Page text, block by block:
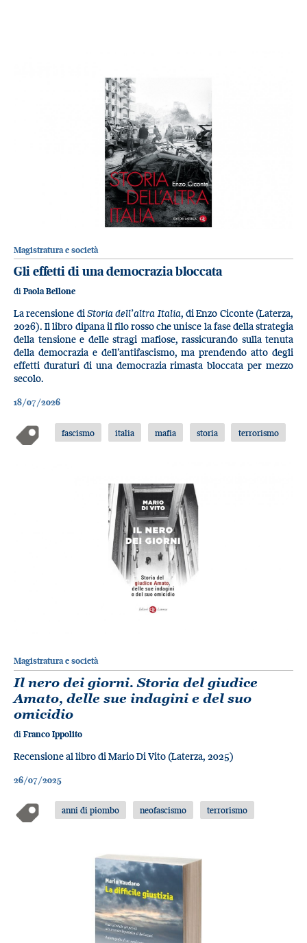
Magistratura e società
Gli effetti di una democrazia bloccata
di Paola Bellone
La recensione diStoria dell’altra Italia, di Enzo Ciconte (Laterza,
2026). Il libro dipana il filo rosso che unisce la fase della strategia
della tensione e delle stragi mafiose, rassicurando sulla tenuta
della democrazia e dell’antifascismo, ma prendendo atto degli
effetti duraturi di una democrazia rimasta bloccata per mezzo
secolo.
18/07/2026
fascismo italia mafia storia terrorismo
Magistratura e società
Il nero dei giorni. Storia del giudice
Amato, delle sue indagini e del suo
omicidio
di Franco Ippolito
Recensione al libro di Mario Di Vito (Laterza, 2025)
26/07/2025
anni di piombo neofascismo terrorismo